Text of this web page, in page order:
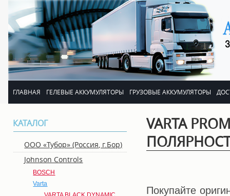
ГЛАВНАЯ ГЕЛЕВЫЕ АККУМУЛЯТОРЫ ГРУЗОВЫЕ АККУМУЛЯТОРЫ
VARTA
Покупайте
КАТАЛОГ
OОО «Тубор» (Россия, г.Бор)
Johnson Controls
BOSCH
Varta